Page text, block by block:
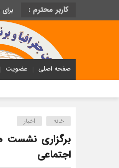
کاربر محترم :
صفحه اصلی عضویت
خانه اخبار
برگزاری نشست
اجتماعی